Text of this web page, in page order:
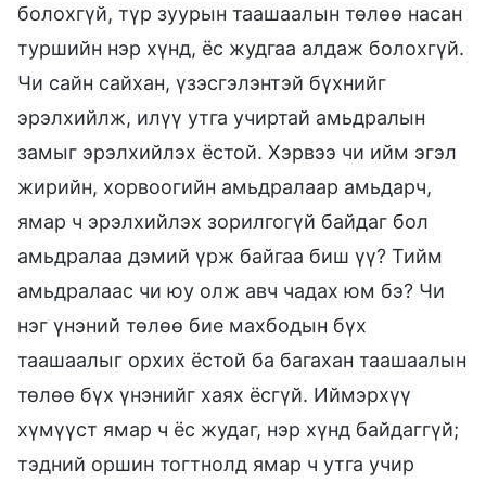
болохгүй, түр зуурын таашаалын төлөө насан
туршийн нэр хүнд, ёс жудгаа алдаж болохгүй.
Чи сайн сайхан, үзэсгэлэнтэй бүхнийг
эрэлхийлж, илүү утга учиртай амьдралын
замыг эрэлхийлэх ёстой. Хэрвээ чи ийм эгэл
жирийн, хорвоогийн амьдралаар амьдарч,
ямар ч эрэлхийлэх зорилгогүй байдаг бол
амьдралаа дэмий үрж байгаа биш үү? Тийм
амьдралаас чи юу олж авч чадах юм бэ? Чи
нэг үнэний төлөө бие махбодын бүх
таашаалыг орхих ёстой ба багахан таашаалын
төлөө бүх үнэнийг хаях ёсгүй. Иймэрхүү
хүмүүст ямар ч ёс жудаг, нэр хүнд байдаггүй;
тэдний оршин тогтнолд ямар ч утга учир